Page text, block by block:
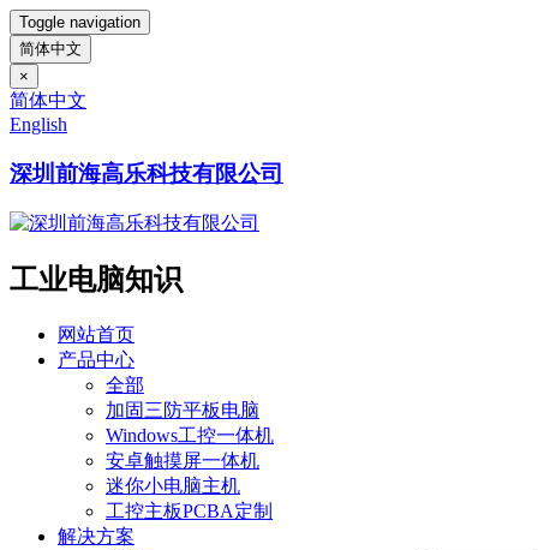
Toggle navigation
简体中文
×
简体中文
English
深圳前海高乐科技有限公司
工业电脑知识
网站首页
产品中心
全部
加固三防平板电脑
Windows工控一体机
安卓触摸屏一体机
迷你小电脑主机
工控主板PCBA定制
解决方案